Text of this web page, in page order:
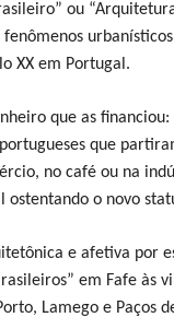
ou
fenômenos
XX em Portugal.
que as financiou:
que
no café ou na
o novo
e afetiva por
em Fafe às
Lamego e Paços